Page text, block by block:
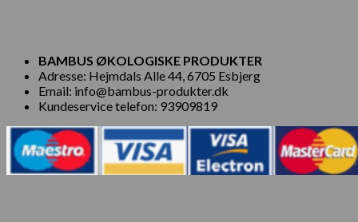
BAMBUS ØKOLOGISKE PRODUKTER
Adresse: Hejmdals Alle 44, 6705 Esbjerg
Email: info@bambus-produkter.dk
Kundeservice telefon: 93909819